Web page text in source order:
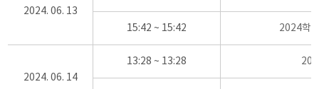
2024. 06. 13
15:42 ~ 15:42 2024학
2024. 06. 14
13:28 ~ 13:28